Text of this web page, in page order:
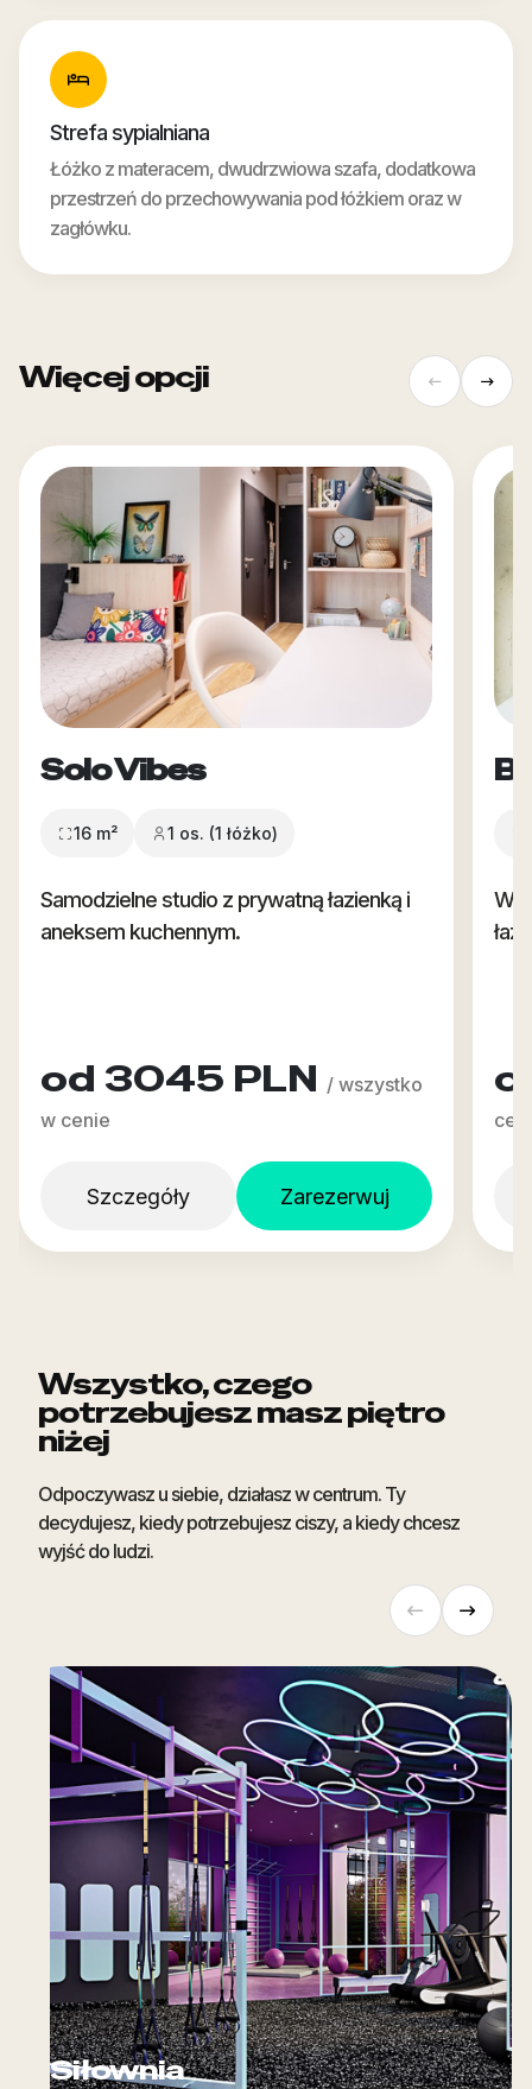
Strefa sypialniana
Łóżko z materacem, dwudrzwiowa szafa, dodatkowa
przestrzeń do przechowywania pod łóżkiem oraz w
zagłówku.
Więcej opcji
Solo Vibes
16 m² 1 os. (1 łóżko)
Samodzielne studio z prywatną łazienką i
aneksem kuchennym.
od 3045 PLN / wszystko
w cenie
Szczegóły Zarezerwuj
Wszystko, czego
potrzebujesz masz piętro
niżej
Odpoczywasz u siebie, działasz w centrum. Ty
decydujesz, kiedy potrzebujesz ciszy, a kiedy chcesz
wyjść do ludzi.
Siłownia